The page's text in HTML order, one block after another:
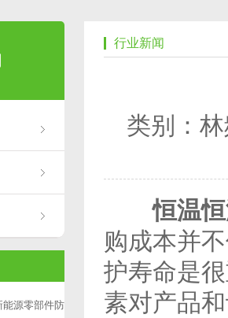
源零部件防腐测
行业新闻
类别：
恒温
购成本并
护寿命是
素对产品